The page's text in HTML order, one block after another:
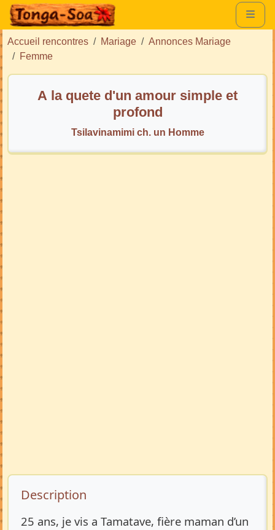
Accueil rencontres Mariage
Annonces Mariage
Femme
A la quete d'un amour simple et
profond
Tsilavinamimi ch. un Homme
Description de l’annonce
Description
25 ans, je vis a Tamatave, fière maman d’un